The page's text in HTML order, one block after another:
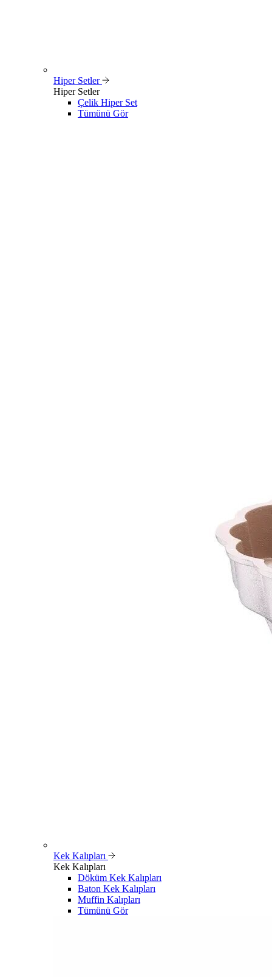
Hiper Setler
Hiper Setler
Çelik Hiper Set
Tümünü Gör
Kek Kalıpları
Kek Kalıpları
Döküm Kek Kalıpları
Baton Kek Kalıpları
Muffin Kalıpları
Tümünü Gör